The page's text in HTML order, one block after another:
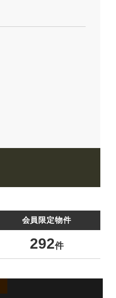
会員限定物件
292件